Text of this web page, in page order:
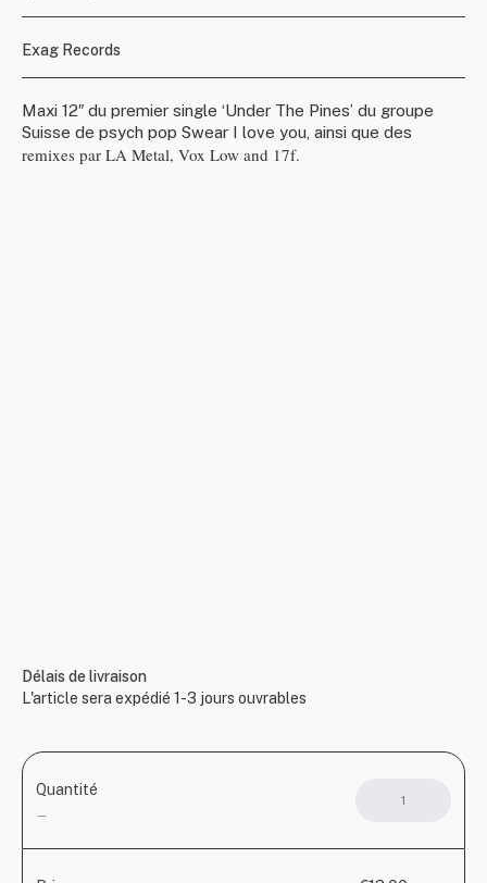
Exag Records
Maxi 12″ du premier single ‘Under The Pines’ du groupe
Suisse de psych pop Swear I love you, ainsi que des
remixes par LA Metal, Vox Low and 17f.
Délais de livraison
L'article sera expédié 1-3 jours ouvrables
Quantité
—
I